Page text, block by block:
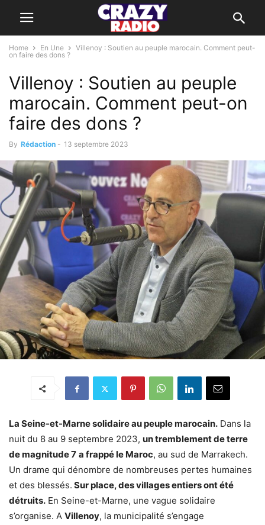
Home En Une
Villenoy : Soutien au peuple marocain. Comment peut-
on faire des dons ?
Villenoy : Soutien au peuple
marocain. Comment peut-on
faire des dons ?
By Rédaction - 13 septembre 2023
La Seine-et-Marne solidaire au peuple marocain. Dans la
nuit du 8 au 9 septembre 2023, un tremblement de terre
de magnitude 7 a frappé le Maroc, au sud de Marrakech.
Un drame qui dénombre de nombreuses pertes humaines
et des blessés. Sur place, des villages entiers ont été
détruits. En Seine-et-Marne, une vague solidaire
s’organise. A Villenoy, la municipalité s’engage